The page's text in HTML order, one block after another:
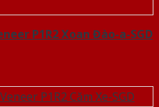
P1R2 Xoan Đào-a-SGD